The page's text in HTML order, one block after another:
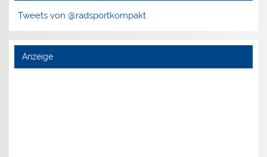
Tweets von @radsportkompakt
Anzeige